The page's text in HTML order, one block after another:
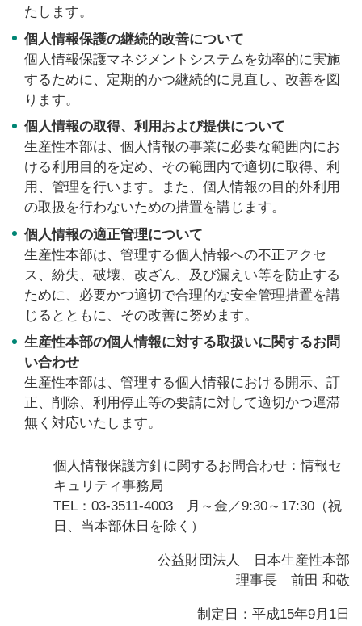
たします。
個人情報保護の継続的改善について
個人情報保護マネジメントシステムを効率的に実施
するために、定期的かつ継続的に見直し、改善を図
ります。
個人情報の取得、利用および提供について
生産性本部は、個人情報の事業に必要な範囲内にお
ける利用目的を定め、その範囲内で適切に取得、利
用、管理を行います。また、個人情報の目的外利用
の取扱を行わないための措置を講じます。
個人情報の適正管理について
生産性本部は、管理する個人情報への不正アクセ
ス、紛失、破壊、改ざん、及び漏えい等を防止する
ために、必要かつ適切で合理的な安全管理措置を講
じるとともに、その改善に努めます。
生産性本部の個人情報に対する取扱いに関するお問
い合わせ
生産性本部は、管理する個人情報における開示、訂
正、削除、利用停止等の要請に対して適切かつ遅滞
無く対応いたします。
個人情報保護方針に関するお問合わせ：情報セ
キュリティ事務局
TEL：03-3511-4003 月～金／9:30～17:30（祝
日、当本部休日を除く）
公益財団法人 日本生産性本部
理事長 前田 和敬
制定日：平成15年9月1日